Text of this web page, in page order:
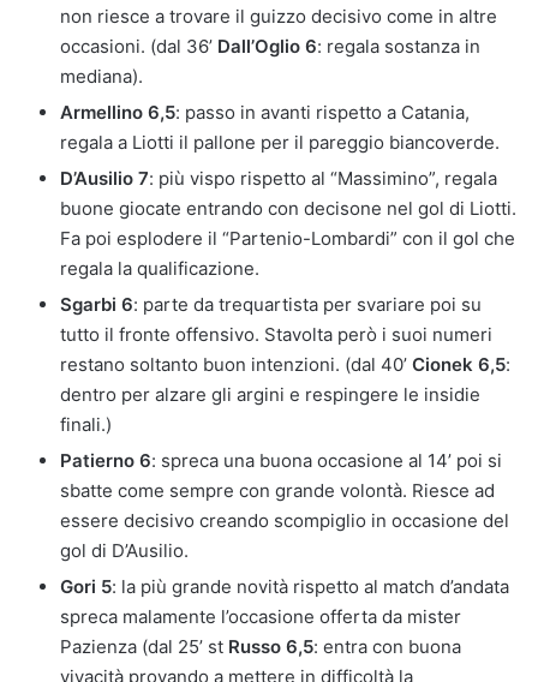
non riesce a trovare il guizzo decisivo come in altre
occasioni. (dal 36’ Dall’Oglio 6: regala sostanza in
mediana).
Armellino 6,5: passo in avanti rispetto a Catania,
regala a Liotti il pallone per il pareggio biancoverde.
D’Ausilio 7: più vispo rispetto al “Massimino”, regala
buone giocate entrando con decisone nel gol di Liotti.
Fa poi esplodere il “Partenio-Lombardi” con il gol che
regala la qualificazione.
Sgarbi 6: parte da trequartista per svariare poi su
tutto il fronte offensivo. Stavolta però i suoi numeri
restano soltanto buon intenzioni. (dal 40’ Cionek 6,5:
dentro per alzare gli argini e respingere le insidie
finali.)
Patierno 6: spreca una buona occasione al 14’ poi si
sbatte come sempre con grande volontà. Riesce ad
essere decisivo creando scompiglio in occasione del
gol di D’Ausilio.
Gori 5: la più grande novità rispetto al match d’andata
spreca malamente l’occasione offerta da mister
Pazienza (dal 25’ st Russo 6,5: entra con buona
vivacità provando a mettere in difficoltà la